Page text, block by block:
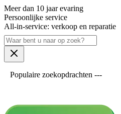
Meer dan 10 jaar evaring
Persoonlijke service
All-in-service: verkoop en reparatie
Populaire zoekopdrachten ---